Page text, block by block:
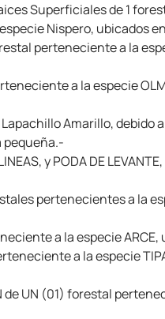
Superficiales de 1
Nispero, ubicados
perteneciente a la
a la especie
Amarillo,
pequeña.-
y PODA DE
pertenecientes a la
a la especie
a la especie
de UN (01) forestal